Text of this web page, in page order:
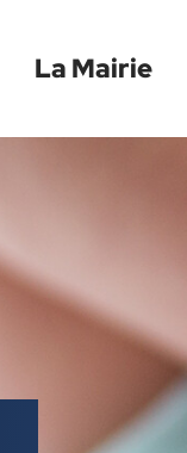
La Mairie